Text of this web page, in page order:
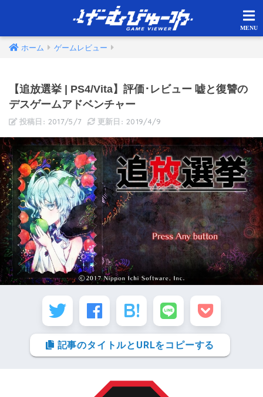
ホーム ゲームレビュー
【追放選挙 | PS4/Vita】評価･レビュー 嘘と復讐の
デスゲームアドベンチャー
2017/5/7 2019/4/9
記事のタイトルとURLをコピーする